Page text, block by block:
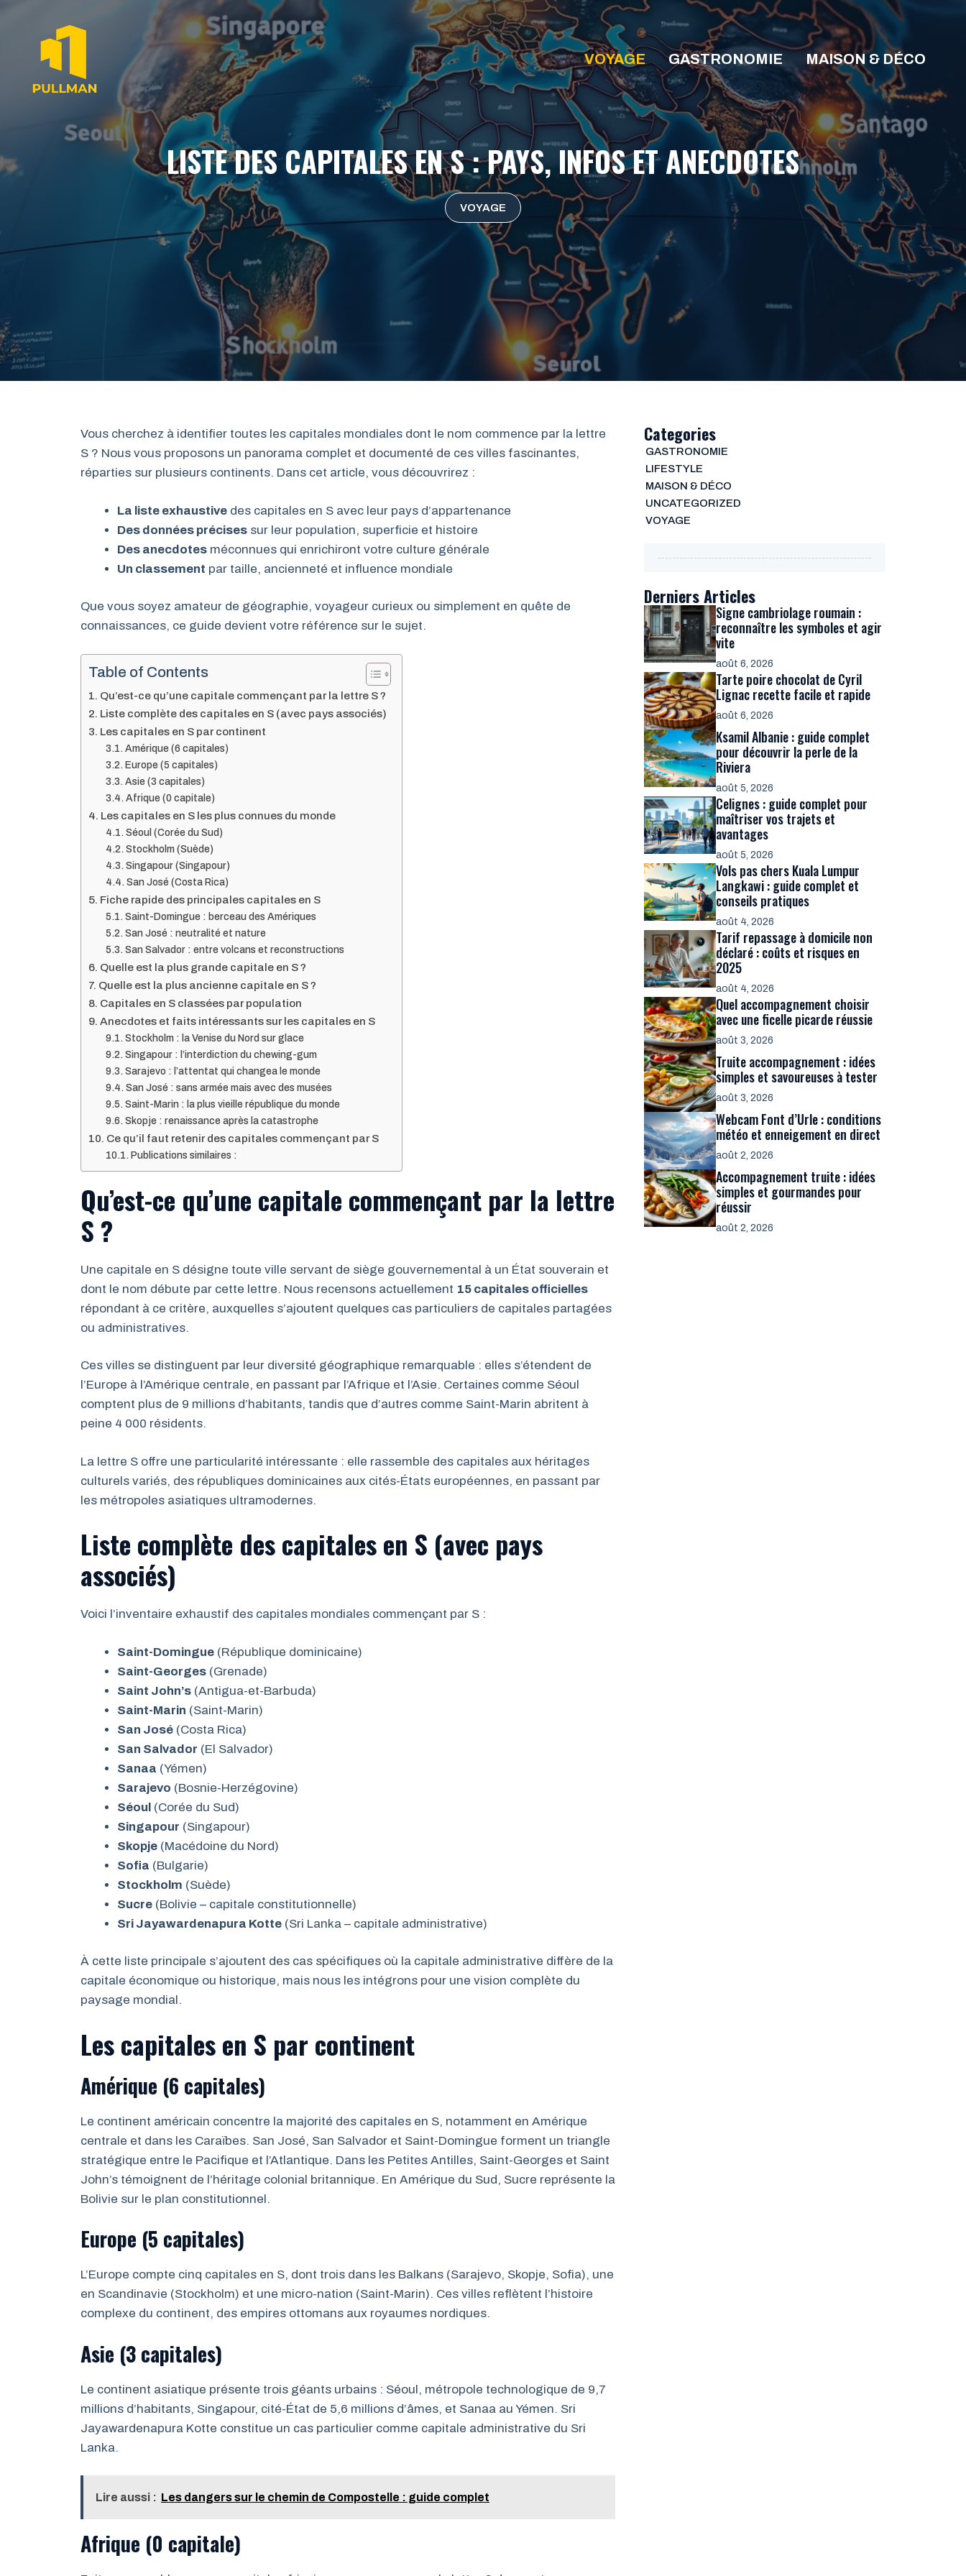
VOYAGE GASTRONOMIE MAISON & DÉCO
LISTE DES CAPITALES EN S : PAYS, INFOS ET ANECDOTES
VOYAGE
Vous cherchez à identifier toutes les capitales mondiales dont le nom commence par la lettre
S ? Nous vous proposons un panorama complet et documenté de ces villes fascinantes,
réparties sur plusieurs continents. Dans cet article, vous découvrirez :
La liste exhaustive des capitales en S avec leur pays d’appartenance
Des données précises sur leur population, superficie et histoire
Des anecdotes méconnues qui enrichiront votre culture générale
Un classement par taille, ancienneté et influence mondiale
Que vous soyez amateur de géographie, voyageur curieux ou simplement en quête de
connaissances, ce guide devient votre référence sur le sujet.
Table of Contents
Qu’est-ce qu’une capitale commençant par la lettre S ?
Liste complète des capitales en S (avec pays associés)
Les capitales en S par continent
Amérique (6 capitales)
Europe (5 capitales)
Asie (3 capitales)
Afrique (0 capitale)
Les capitales en S les plus connues du monde
Séoul (Corée du Sud)
Stockholm (Suède)
Singapour (Singapour)
San José (Costa Rica)
Fiche rapide des principales capitales en S
Saint-Domingue : berceau des Amériques
San José : neutralité et nature
San Salvador : entre volcans et reconstructions
Quelle est la plus grande capitale en S ?
Quelle est la plus ancienne capitale en S ?
Capitales en S classées par population
Anecdotes et faits intéressants sur les capitales en S
Stockholm : la Venise du Nord sur glace
Singapour : l’interdiction du chewing-gum
Sarajevo : l’attentat qui changea le monde
San José : sans armée mais avec des musées
Saint-Marin : la plus vieille république du monde
Skopje : renaissance après la catastrophe
Ce qu’il faut retenir des capitales commençant par S
Publications similaires :
Qu’est-ce qu’une capitale commençant par la lettre
S ?
Une capitale en S désigne toute ville servant de siège gouvernemental à un État souverain et
dont le nom débute par cette lettre. Nous recensons actuellement 15 capitales officielles
répondant à ce critère, auxquelles s’ajoutent quelques cas particuliers de capitales partagées
ou administratives.
Ces villes se distinguent par leur diversité géographique remarquable : elles s’étendent de
l’Europe à l’Amérique centrale, en passant par l’Afrique et l’Asie. Certaines comme Séoul
comptent plus de 9 millions d’habitants, tandis que d’autres comme Saint-Marin abritent à
peine 4 000 résidents.
La lettre S offre une particularité intéressante : elle rassemble des capitales aux héritages
culturels variés, des républiques dominicaines aux cités-États européennes, en passant par
les métropoles asiatiques ultramodernes.
Liste complète des capitales en S (avec pays
associés)
Voici l’inventaire exhaustif des capitales mondiales commençant par S :
Saint-Domingue (République dominicaine)
Saint-Georges (Grenade)
Saint John’s (Antigua-et-Barbuda)
Saint-Marin (Saint-Marin)
San José (Costa Rica)
San Salvador (El Salvador)
Sanaa (Yémen)
Sarajevo (Bosnie-Herzégovine)
Séoul (Corée du Sud)
Singapour (Singapour)
Skopje (Macédoine du Nord)
Sofia (Bulgarie)
Stockholm (Suède)
Sucre (Bolivie – capitale constitutionnelle)
Sri Jayawardenapura Kotte (Sri Lanka – capitale administrative)
À cette liste principale s’ajoutent des cas spécifiques où la capitale administrative diffère de la
capitale économique ou historique, mais nous les intégrons pour une vision complète du
paysage mondial.
Les capitales en S par continent
Amérique (6 capitales)
Le continent américain concentre la majorité des capitales en S, notamment en Amérique
centrale et dans les Caraïbes. San José, San Salvador et Saint-Domingue forment un triangle
stratégique entre le Pacifique et l’Atlantique. Dans les Petites Antilles, Saint-Georges et Saint
John’s témoignent de l’héritage colonial britannique. En Amérique du Sud, Sucre représente la
Bolivie sur le plan constitutionnel.
Europe (5 capitales)
L’Europe compte cinq capitales en S, dont trois dans les Balkans (Sarajevo, Skopje, Sofia), une
en Scandinavie (Stockholm) et une micro-nation (Saint-Marin). Ces villes reflètent l’histoire
complexe du continent, des empires ottomans aux royaumes nordiques.
Asie (3 capitales)
Le continent asiatique présente trois géants urbains : Séoul, métropole technologique de 9,7
millions d’habitants, Singapour, cité-État de 5,6 millions d’âmes, et Sanaa au Yémen. Sri
Jayawardenapura Kotte constitue un cas particulier comme capitale administrative du Sri
Lanka.
Lire aussi : Les dangers sur le chemin de Compostelle : guide complet
Afrique (0 capitale)
Categories
GASTRONOMIE
LIFESTYLE
MAISON & DÉCO
UNCATEGORIZED
VOYAGE
Derniers Articles
Signe cambriolage roumain :
reconnaître les symboles et agir
vite
août 6, 2026
Tarte poire chocolat de Cyril
Lignac recette facile et rapide
août 6, 2026
Ksamil Albanie : guide complet
pour découvrir la perle de la
Riviera
août 5, 2026
Celignes : guide complet pour
maîtriser vos trajets et
avantages
août 5, 2026
Vols pas chers Kuala Lumpur
Langkawi : guide complet et
conseils pratiques
août 4, 2026
Tarif repassage à domicile non
déclaré : coûts et risques en
2025
août 4, 2026
Quel accompagnement choisir
avec une ficelle picarde réussie
août 3, 2026
Truite accompagnement : idées
simples et savoureuses à tester
août 3, 2026
Webcam Font d’Urle : conditions
météo et enneigement en direct
août 2, 2026
Accompagnement truite : idées
simples et gourmandes pour
réussir
août 2, 2026